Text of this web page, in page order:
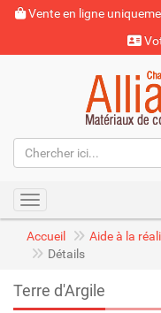
Vente en ligne
Toggle navigation
Accueil Aide à la
Détails
Terre d'Argile